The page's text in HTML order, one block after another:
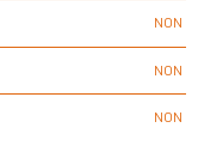
NON
NON
NON